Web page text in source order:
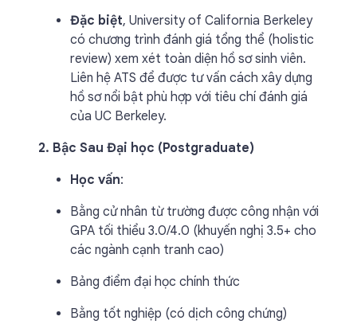
Đặc biệt, University of California Berkeley
có chương trình đánh giá tổng thể (holistic
review) xem xét toàn diện hồ sơ sinh viên.
Liên hệ ATS để được tư vấn cách xây dựng
hồ sơ nổi bật phù hợp với tiêu chí đánh giá
của UC Berkeley.
2. Bậc Sau Đại học (Postgraduate)
Học vấn:
Bằng cử nhân từ trường được công nhận với
GPA tối thiểu 3.0/4.0 (khuyến nghị 3.5+ cho
các ngành cạnh tranh cao)
Bảng điểm đại học chính thức
Bằng tốt nghiệp (có dịch công chứng)